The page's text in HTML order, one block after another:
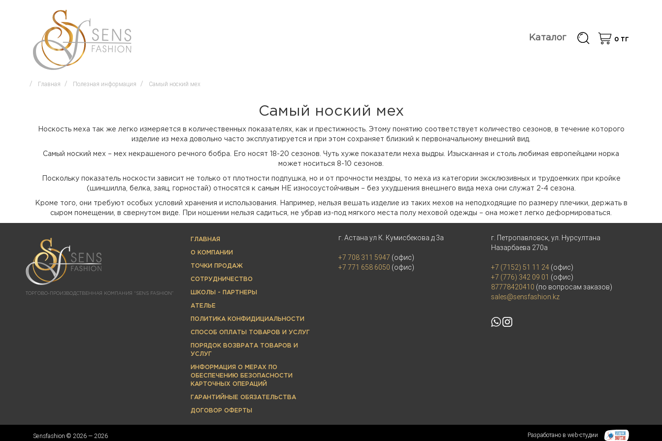
Каталог 0 ТГ
Главная Полезная информация Самый ноский мех
Самый ноский мех
Носкость меха так же легко измеряется в количественных показателях, как и престижность. Этому понятию соответствует количество сезонов, в течение которого
изделие из меха довольно часто эксплуатируется и при этом сохраняет близкий к первоначальному внешний вид.
Самый ноский мех – мех некрашеного речного бобра. Его носят 18-20 сезонов. Чуть хуже показатели меха выдры. Изысканная и столь любимая европейцами норка
может носиться 8-10 сезонов.
Поскольку показатель носкости зависит не только от плотности подпушка, но и от прочности мездры, то меха из категории эксклюзивных и трудоемких при кройке
(шиншилла, белка, заяц, горностай) относятся к самым НЕ износоустойчивым – без ухудшения внешнего вида меха они служат 2-4 сезона.
Кроме того, они требуют особых условий хранения и использования. Например, нельзя вешать изделие из таких мехов на неподходящие по размеру плечики, держать в
сыром помещении, в свернутом виде. При ношении нельзя садиться, не убрав из-под мягкого места полу меховой одежды – она может легко деформироваться.
ТОРГОВО-ПРОИЗВОДСТВЕННАЯ КОМПАНИЯ “SENS FASHION”
ГЛАВНАЯ
О КОМПАНИИ
ТОЧКИ ПРОДАЖ
СОТРУДНИЧЕСТВО
ШКОЛЫ - ПАРТНЕРЫ
АТЕЛЬЕ
ПОЛИТИКА КОНФИДИЦИАЛЬНОСТИ
СПОСОБ ОПЛАТЫ ТОВАРОВ И УСЛУГ
ПОРЯДОК ВОЗВРАТА ТОВАРОВ И
УСЛУГ
ИНФОРМАЦИЯ О МЕРАХ ПО
ОБЕСПЕЧЕНИЮ БЕЗОПАСНОСТИ
КАРТОЧНЫХ ОПЕРАЦИЙ
ГАРАНТИЙНЫЕ ОБЯЗАТЕЛЬСТВА
ДОГОВОР ОФЕРТЫ
г. Астана ул К. Кумисбекова д 3а
+7 708 311 5947 (офис)
+7 771 658 6050 (офис)
г. Петропавловск, ул. Нурсултана
Назарбаева 270а
+7 (7152) 51 11 24 (офис)
+7 (776) 342 09 01 (офис)
87778420410 (по вопросам заказов)
sales@sensfashion.kz
Sensfashion © 2026 — 2026 Разработано в web-студии